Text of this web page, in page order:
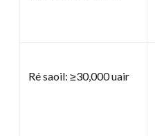
Ré saoil: ≥30,000 uair